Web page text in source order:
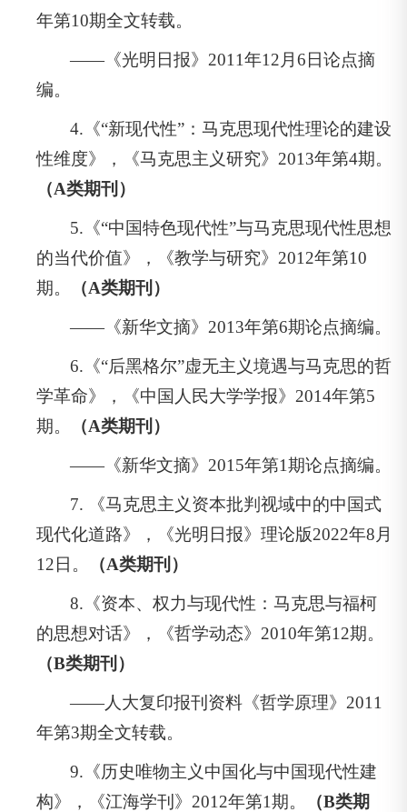
年第10期全文转载。
——《光明日报》2011年12月6日论点摘
编。
4.《“新现代性”：马克思现代性理论的建设
性维度》，《马克思主义研究》2013年第4期。
（A类期刊）
5.《“中国特色现代性”与马克思现代性思想
的当代价值》，《教学与研究》2012年第10
期。
（A类期刊）
——《新华文摘》2013年第6期论点摘编。
6.《“后黑格尔”虚无主义境遇与马克思的哲
学革命》，《中国人民大学学报》2014年第5
期。
（A类期刊）
——《新华文摘》2015年第1期论点摘编。
7. 《马克思主义资本批判视域中的中国式
现代化道路》，《光明日报》理论版2022年8月
12日。
（A类期刊）
8.《资本、权力与现代性：马克思与福柯
的思想对话》，《哲学动态》2010年第12期。
（B类期刊）
——人大复印报刊资料《哲学原理》2011
年第3期全文转载。
9.《历史唯物主义中国化与中国现代性建
构》，《江海学刊》2012年第1期。
（B类期